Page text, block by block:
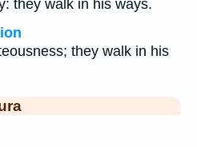
they walk in his ways.
they walk in his